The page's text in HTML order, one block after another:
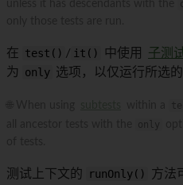
在 test() / it() 中使用 子测
为
only 选项，以仅运行所选的
测试上下文的 runOnly()
方法